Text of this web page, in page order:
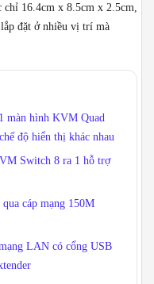
16.4cm x 8.5cm x 2.5cm,
đặt ở nhiều vị trí mà
màn hình KVM Quad
độ hiển thị khác nhau
Switch 8 ra 1 hỗ trợ
cáp mạng 150M
LAN có cổng USB